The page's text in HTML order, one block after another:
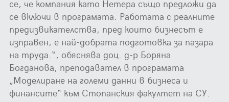
се, че компания като Нетера също предложи да
се включи в програмата. Работата с реалните
предизвикателства, пред които бизнесът е
изправен, е най-добрата подготовка за пазара
на труда.“, обяснява доц. д-р Боряна
Богданова, преподавател в програмата
„Моделиране на големи данни в бизнеса и
финансите“ към Стопанския факултет на СУ.